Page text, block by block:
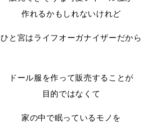
作れるかもしれないけれど
ひと宮はライフオーガナイザーだから
ドール服を作って販売することが
目的ではなくて
家の中で眠っているモノを